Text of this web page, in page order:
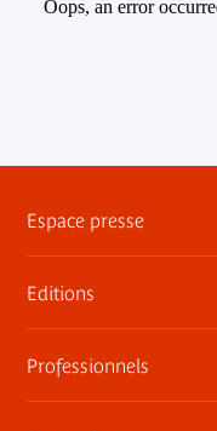
Oops, an error
Espace presse
Dossiers,
Contact presse
Editions
Les publications du
Professionnels